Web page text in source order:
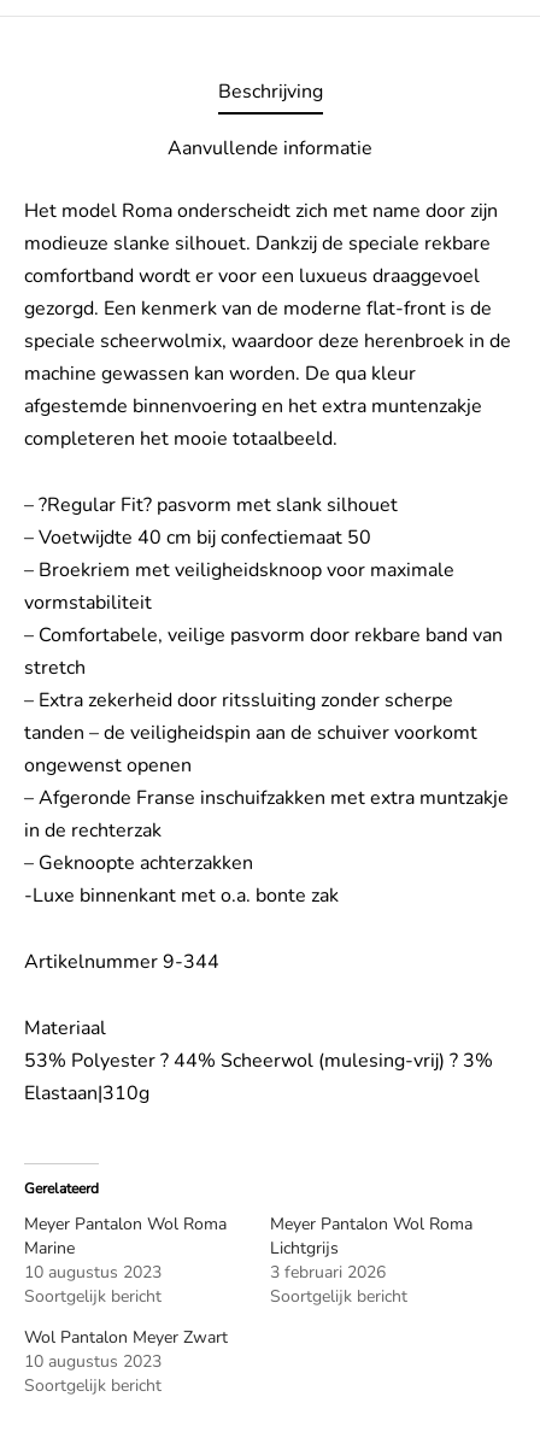
Beschrijving
Aanvullende informatie
Het model Roma onderscheidt zich met name door zijn
modieuze slanke silhouet. Dankzij de speciale rekbare
comfortband wordt er voor een luxueus draaggevoel
gezorgd. Een kenmerk van de moderne flat-front is de
speciale scheerwolmix, waardoor deze herenbroek in de
machine gewassen kan worden. De qua kleur
afgestemde binnenvoering en het extra muntenzakje
completeren het mooie totaalbeeld.
– ?Regular Fit? pasvorm met slank silhouet
– Voetwijdte 40 cm bij confectiemaat 50
– Broekriem met veiligheidsknoop voor maximale
vormstabiliteit
– Comfortabele, veilige pasvorm door rekbare band van
stretch
– Extra zekerheid door ritssluiting zonder scherpe
tanden – de veiligheidspin aan de schuiver voorkomt
ongewenst openen
– Afgeronde Franse inschuifzakken met extra muntzakje
in de rechterzak
– Geknoopte achterzakken
-Luxe binnenkant met o.a. bonte zak
Artikelnummer 9-344
Materiaal
53% Polyester ? 44% Scheerwol (mulesing-vrij) ? 3%
Elastaan|310g
Gerelateerd
Meyer Pantalon Wol Roma
Marine
10 augustus 2023
Soortgelijk bericht
Meyer Pantalon Wol Roma
Lichtgrijs
3 februari 2026
Soortgelijk bericht
Wol Pantalon Meyer Zwart
10 augustus 2023
Soortgelijk bericht